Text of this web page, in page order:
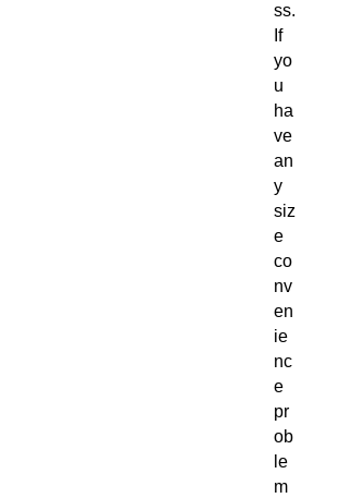
ss.
If
yo
u
ha
ve
an
y
siz
e
co
nv
en
ie
nc
e
pr
ob
le
m